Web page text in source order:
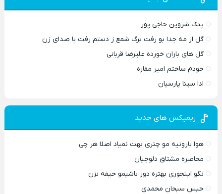
پتک شروین حاجی پور
گل از مه جدا بو رفت برگ شمع ز دستم رفت با صدای زن
گل های باران خورده علیرضا قربانی
خودم ساختم امیر مقاره
ادا سینا پارسیان
ریمیکس های جدید
هوا بارونیه مو چتری بهت نمیاد اصلا هر چی
محاصره مشتاق دلوجیان
نگو اینجوری بهتره دور باشیمو حیفه نزن
حبس سبحان محمدی